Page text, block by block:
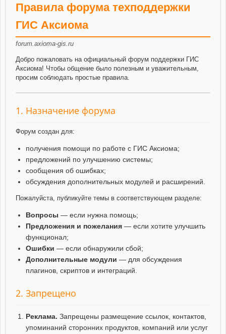
Правила форума техподдержки
ГИС Аксиома
forum.axioma-gis.ru
Добро пожаловать на официальный форум поддержки ГИС
Аксиома! Чтобы общение было полезным и уважительным,
просим соблюдать простые правила.
1. Назначение форума
Форум создан для:
получения помощи по работе с ГИС Аксиома;
предложений по улучшению системы;
сообщения об ошибках;
обсуждения дополнительных модулей и расширений.
Пожалуйста, публикуйте темы в соответствующем разделе:
Вопросы — если нужна помощь;
Предложения и пожелания — если хотите улучшить
функционал;
Ошибки — если обнаружили сбой;
Дополнительные модули — для обсуждения
плагинов, скриптов и интеграций.
2. Запрещено
Реклама. Запрещены размещение ссылок, контактов,
упоминаний сторонних продуктов, компаний или услуг